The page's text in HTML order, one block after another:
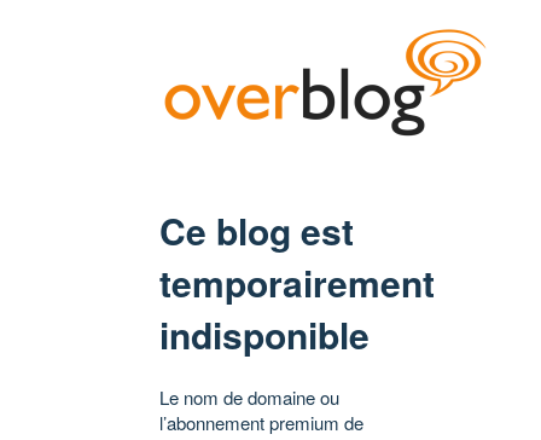
Ce blog est
temporairement
indisponible
Le nom de domaine ou
l’abonnement premium de